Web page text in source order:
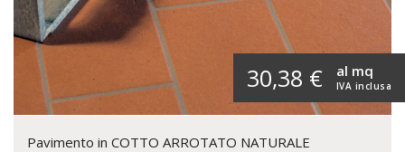
30,38 € IVA inclusa
al mq
Pavimento in COTTO ARROTATO NATURALE